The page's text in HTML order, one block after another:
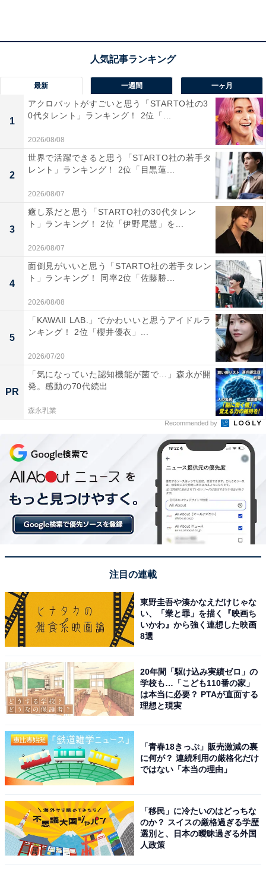
が多そうだからです」（20代女性／東京都）、「サッカ
もあり、難関大学合格者も多いため」（30代男性／北海
道）などのコメントがありました。
1位：仙台育英学園高等学校／85票
1位は「仙台育英学園高等学校」でした。宮城県仙台市
にある同校は、全国優勝経験を持つ野球部など、部活動
の強豪校として知られつつ、国公立大学合格を目指す学
力強化にも力を入れています。文武両道の象徴的な存在
といえるでしょう。
回答者のコメントを見ると「スポーツの強豪校としても
知られるから」（30代女性／神奈川県）、「学力が高
く、部活動でも全国レベルで活躍する生徒が多い学校だ
から」（20代女性／東京都）、「スポーツの強豪校とし
て全国的に有名だが、進学にも力を入れており、文武両
道を実現している印象がある。部活動の活躍だけでな
く、大学進学実績も高く、教育の質が高いと感じる」
（40代男性／北海道）といった声がありました。
※回答者のコメントは原文ママです
9位までの全ランキング結果を見
最新 一週間 一ヶ月
1
アクロバットがすごいと思う「STARTO社の3
0代タレント」ランキング！ 2位「...
2026/08/08
2
世界で活躍できると思う「STARTO社の若手タ
レント」ランキング！ 2位「目黒蓮...
2026/08/07
3
癒し系だと思う「STARTO社の30代タレン
ト」ランキング！ 2位「伊野尾慧」を...
2026/08/07
4
面倒見がいいと思う「STARTO社の若手タレン
ト」ランキング！ 同率2位「佐藤勝...
2026/08/08
5
「KAWAII LAB.」でかわいいと思うアイドルラ
ンキング！ 2位「櫻井優衣」...
2026/07/20
PR
「気になっていた認知機能が菌で…」森永が開
発。感動の70代続出
森永乳業
Recommended by
注目の連載
東野圭吾や湊かなえだけじゃな
い、「業と罪」を描く『映画ち
いかわ』から強く連想した映画
8選
20年間「駆け込み実績ゼロ」の
学校も…「こども110番の家」
は本当に必要？ PTAが直面する
理想と現実
「青春18きっぷ」販売激減の裏
に何が？ 連続利用の厳格化だけ
ではない「本当の理由」
「移民」に冷たいのはどっちな
のか？ スイスの厳格過ぎる学歴
選別と、日本の曖昧過ぎる外国
人政策